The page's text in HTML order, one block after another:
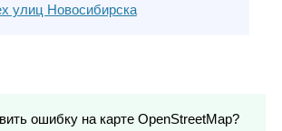
улиц Новосибирска
ошибку на карте OpenStreetMap?